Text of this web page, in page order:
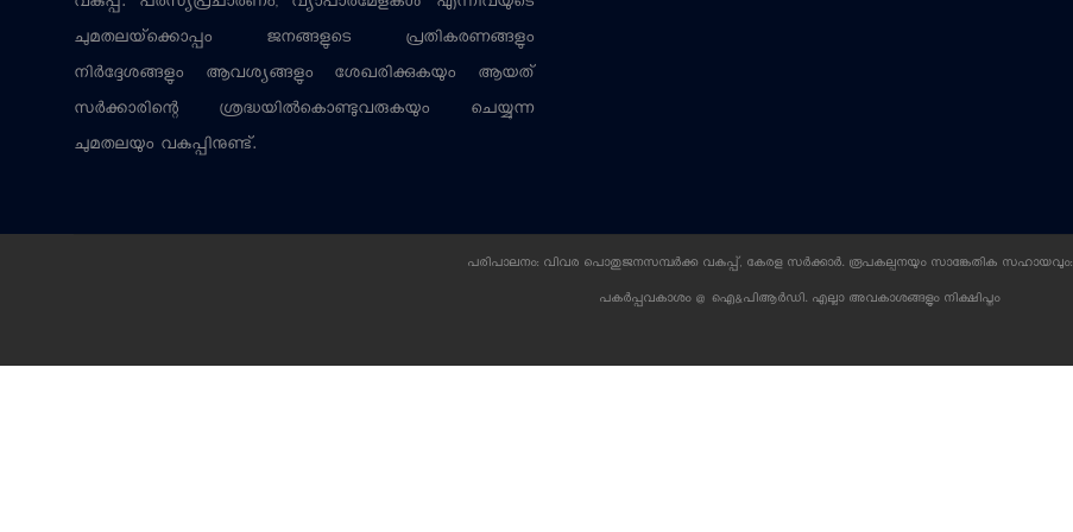
ചുമതലയ്‌ക്കൊപ്പം ജനങ്ങളുടെ പ്രതികരണങ്ങളും
നിര്‍ദ്ദേശങ്ങളും ആവശ്യങ്ങളും ശേഖരിക്കുകയും ആയത്
സര്‍ക്കാരിന്റെ ശ്രദ്ധയില്‍കൊണ്ടുവരുകയും ചെയ്യുന്ന
ചുമതലയും വകുപ്പിനുണ്ട്.
പരിപാലനം: വിവര പൊതുജനസമ്പര്‍ക്ക വകുപ്പ്, കേരള സര്‍ക്കാര്‍. രൂപകല്പനയും സാങ്കേതിക സഹായവും:
പകര്‍പ്പവകാശം @ ഐ&പിആര്‍ഡി. എല്ലാ അവകാശങ്ങളും നിക്ഷിപ്തം